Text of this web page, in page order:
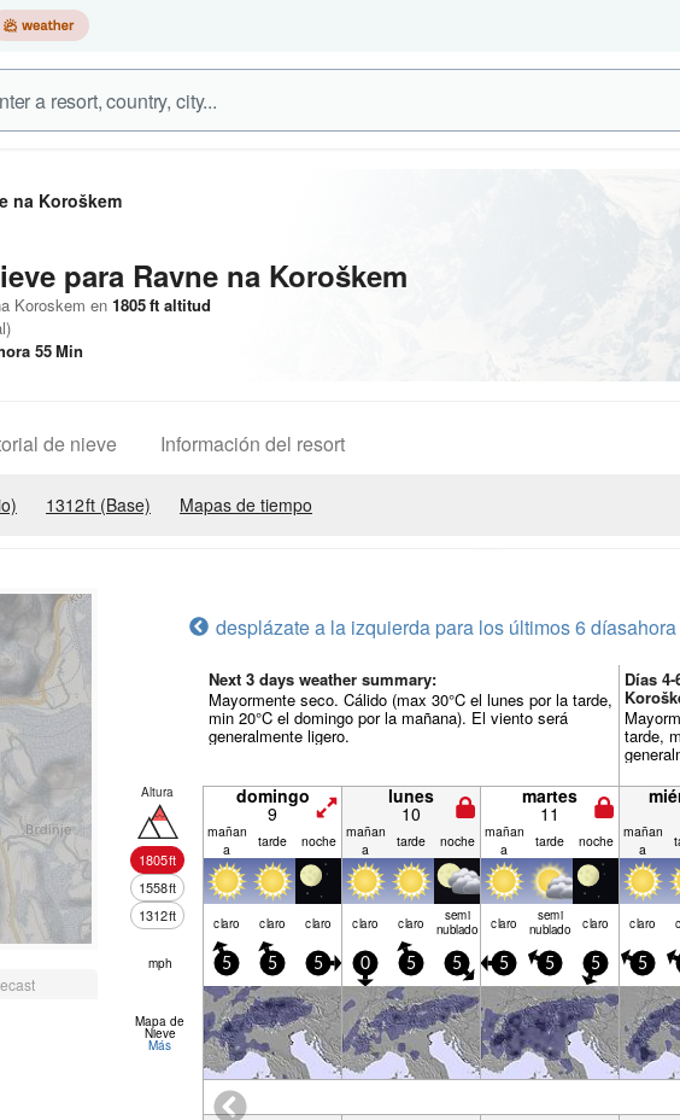
na Koroškem
para Ravne na Koroškem
Koroskem en 1805ft altitud
55Min
de nieve Información del resort
1312ft (Base) Mapas de tiempo
desplázate a la izquierda para los últimos 6 díasahora
Next 3 days weather summary:
Mayormente seco. Cálido (max 30°C el lunes por la tarde,
min 20°C el domingo por la mañana). El viento será
generalmente ligero.
Días
tarde,
Altura
1805ft
1558ft
1312ft
domingo
9
lunes
10
martes
11
mañan
a
tarde noche mañan
a
tarde noche mañan
a
tarde noche mañan
a
claro claro claro claro claro semi
nublado claro semi
nublado claro claro
mph 5 5 5 0 5 5 5 5 5 5
Mapa de
Nieve
Más